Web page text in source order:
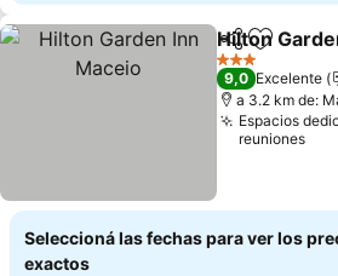
Compartir
Añadir
Hilton
3 Estrellas
9,0 Excelente
a 3.2 km de:
Espacios
reuniones
Seleccioná las fechas para ver los
exactos